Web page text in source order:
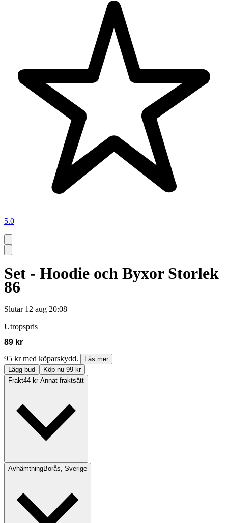
5.0
Set - Hoodie och Byxor Storlek
86
Slutar 12 aug 20:08
Utropspris
89 kr
95 kr med köparskydd.
Läs mer
Lägg bud
Köp nu 99 kr
Frakt44 kr Annat fraktsätt
AvhämtningBorås, Sverige